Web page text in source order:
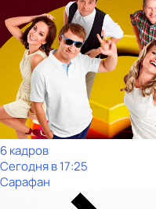
6 кадров
Сегодня в 17:25
Сарафан